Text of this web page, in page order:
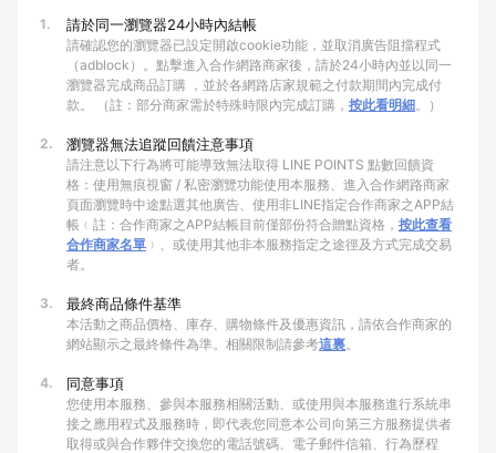
1. 請於同一瀏覽器24小時內結帳
請確認您的瀏覽器已設定開啟cookie功能，並取消廣告阻擋程式
（adblock）。點擊進入合作網路商家後，請於24小時內並以同一
瀏覽器完成商品訂購 ，並於各網路店家規範之付款期間內完成付
款。 （註：部分商家需於特殊時限內完成訂購， 按此看明細。）
2. 瀏覽器無法追蹤回饋注意事項
請注意以下行為將可能導致無法取得 LINE POINTS 點數回饋資
格：使用無痕視窗 / 私密瀏覽功能使用本服務、進入合作網路商家
頁面瀏覽時中途點選其他廣告、使用非LINE指定合作商家之APP結
帳﹙註：合作商家之APP結帳目前僅部份符合贈點資格， 按此查看
合作商家名單 ﹚、或使用其他非本服務指定之途徑及方式完成交易
者。
3. 最終商品條件基準
本活動之商品價格、庫存、購物條件及優惠資訊，請依合作商家的
網站顯示之最終條件為準。相關限制請參考這裏。
4. 同意事項
您使用本服務、參與本服務相關活動、或使用與本服務進行系統串
接之應用程式及服務時，即代表您同意本公司向第三方服務提供者
取得或與合作夥伴交換您的電話號碼、電子郵件信箱、行為歷程